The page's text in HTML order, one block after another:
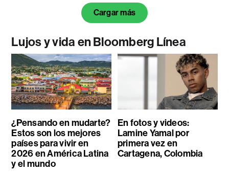
Cargar más
Lujos y vida en Bloomberg Línea
¿Pensando en mudarte?
Estos son los mejores
países para vivir en
2026 en América Latina
y el mundo
En fotos y videos:
Lamine Yamal por
primera vez en
Cartagena, Colombia